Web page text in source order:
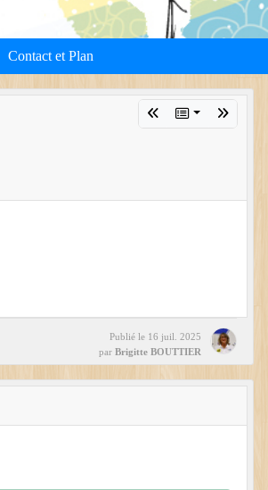
Contact et Plan
Publié le 16 juil. 2025
par Brigitte BOUTTIER